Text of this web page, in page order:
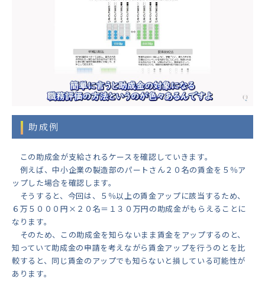
助成例
この助成金が支給されるケースを確認していきます。
例えば、中小企業の製造部のパートさん２０名の賃金を５％ア
ップした場合を確認します。
そうすると、今回は、５％以上の賃金アップに該当するため、
６万５０００円×２０名＝１３０万円の助成金がもらえることに
なります。
そのため、この助成金を知らないまま賃金をアップするのと、
知っていて助成金の申請を考えながら賃金アップを行うのとを比
較すると、同じ賃金のアップでも知らないと損している可能性が
あります。